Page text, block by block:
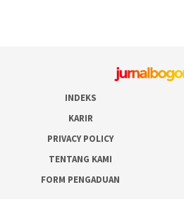
INDEKS
KARIR
PRIVACY POLICY
TENTANG KAMI
FORM PENGADUAN